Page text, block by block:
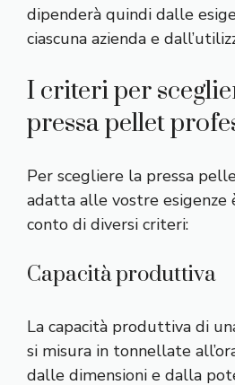
dipenderà quindi dalle
ciascuna azienda e
I criteri per
pressa pellet
Per scegliere la pressa
adatta alle vostre esigenze
conto di diversi criteri:
Capacità produttiva
La capacità produttiva di
si misura in tonnellate
dalle dimensioni e dalla